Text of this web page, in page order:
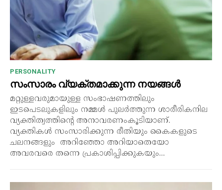
PERSONALITY
സംസാരം വ്യക്തമാക്കുന്ന നയങ്ങൾ
മറ്റുള്ളവരുമായുള്ള സംഭാഷണത്തിലും
ഇടപെടലുകളിലും നമ്മൾ പുലർത്തുന്ന ശാരീരികനില
വ്യക്തിത്വത്തിന്റെ അനാവരണംകൂടിയാണ്.
വ്യക്തികൾ സംസാരിക്കുന്ന രീതിയും കൈകളുടെ
ചലനങ്ങളും അറിഞ്ഞോ അറിയാതെയോ
അവരവരെ തന്നെ പ്രകാശിപ്പിക്കുകയും...